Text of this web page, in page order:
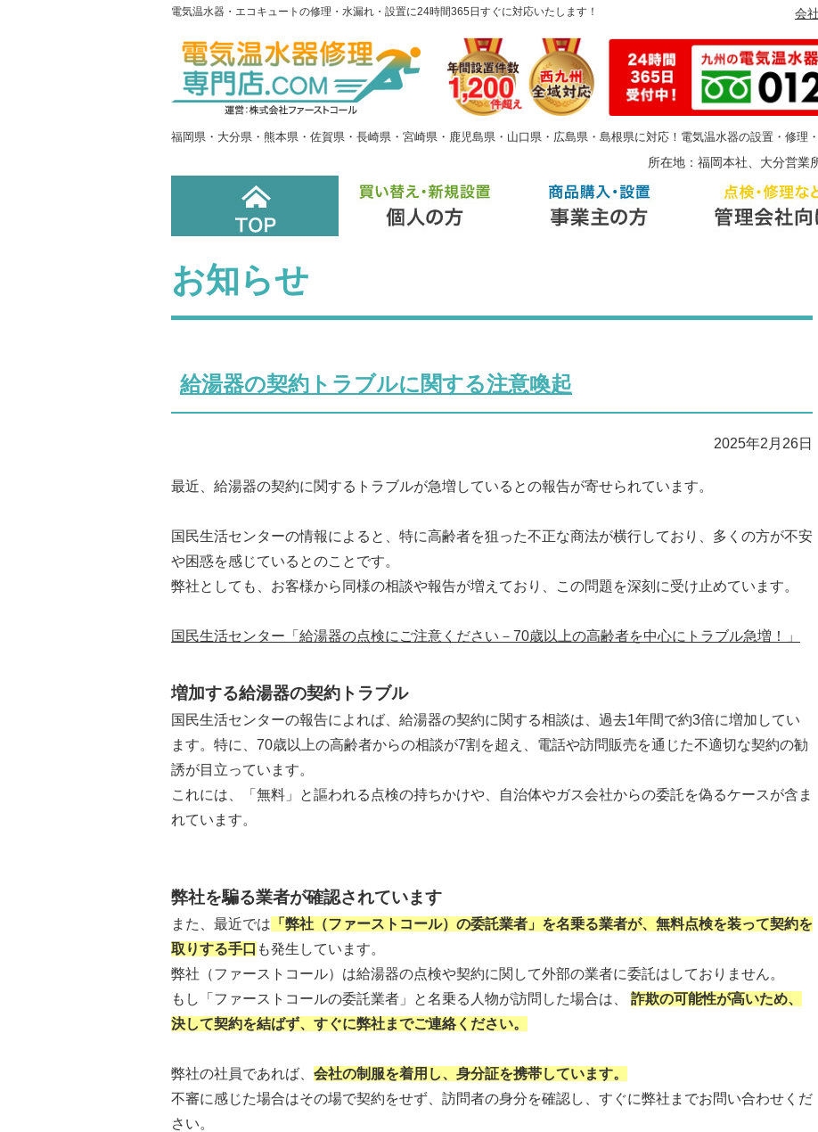
電気温水器・エコキュートの修理・水漏れ・設置に24時間365日すぐに対応いたします！ 会
福岡県・大分県・熊本県・佐賀県・長崎県・宮崎県・鹿児島県・山口県・広島県・島根県に対応！電気温水器の設置・修理
所在地：福岡本社、大分営業
お知らせ
給湯器の契約トラブルに関する注意喚起
2025年2月26日
最近、給湯器の契約に関するトラブルが急増しているとの報告が寄せられています。
国民生活センターの情報によると、特に高齢者を狙った不正な商法が横行しており、多くの方が不安
や困惑を感じているとのことです。
弊社としても、お客様から同様の相談や報告が増えており、この問題を深刻に受け止めています。
国民生活センター「給湯器の点検にご注意ください－70歳以上の高齢者を中心にトラブル急増！」
増加する給湯器の契約トラブル
国民生活センターの報告によれば、給湯器の契約に関する相談は、過去1年間で約3倍に増加してい
ます。特に、70歳以上の高齢者からの相談が7割を超え、電話や訪問販売を通じた不適切な契約の勧
誘が目立っています。
これには、「無料」と謳われる点検の持ちかけや、自治体やガス会社からの委託を偽るケースが含ま
れています。
弊社を騙る業者が確認されています
また、最近では 「弊社（ファーストコール）の委託業者」を名乗る業者が、無料点検を装って契約を
取りする手口 も発生しています。
弊社（ファーストコール）は給湯器の点検や契約に関して外部の業者に委託はしておりません。
もし「ファーストコールの委託業者」と名乗る人物が訪問した場合は、 詐欺の可能性が高いため、
決して契約を結ばず、すぐに弊社までご連絡ください。
弊社の社員であれば、 会社の制服を着用し、身分証を携帯しています。
不審に感じた場合はその場で契約をせず、訪問者の身分を確認し、すぐに弊社までお問い合わせくだ
さい。